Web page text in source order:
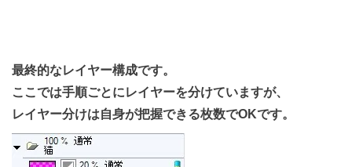
最終的なレイヤー構成です。
ここでは手順ごとにレイヤーを分けていますが、
レイヤー分けは自身が把握できる枚数でOKです。